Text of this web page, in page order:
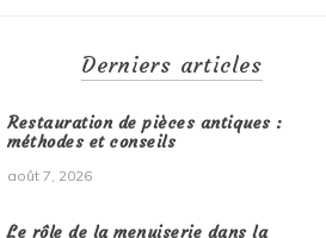
Derniers articles
Restauration de pièces antiques :
méthodes et conseils
août 7, 2026
Le rôle de la menuiserie dans la